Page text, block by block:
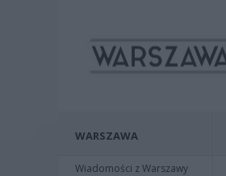
WARSZAWA
Wiadomości z Warszawy